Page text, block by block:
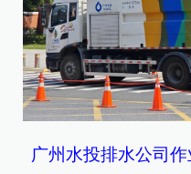
广州水投排水公司